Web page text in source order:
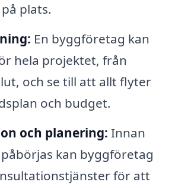
plats.
En byggföretag kan
hela projektet, från
och se till att allt flyter
och budget.
och planering: Innan
kan byggföretag
för att